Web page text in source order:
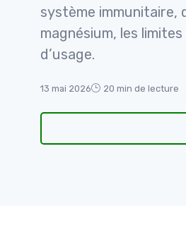
système immunitaire,
magnésium, les
d’usage.
13 mai 2026 20 min de lecture